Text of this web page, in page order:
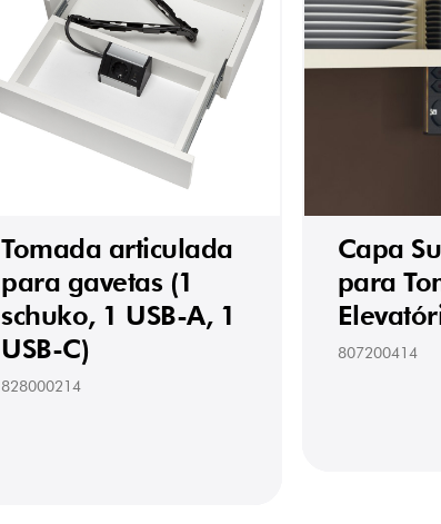
Tomada articulada
para gavetas (1
schuko, 1 USB-A, 1
USB-C)
828000214
Capa
para
807200414